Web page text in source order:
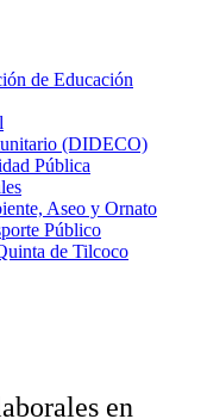
de Educación
(DIDECO)
Pública
Aseo y Ornato
Público
de Tilcoco
en